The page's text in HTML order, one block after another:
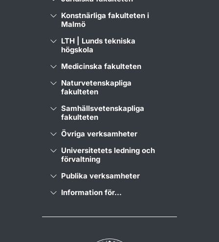
Konstnärliga fakulteten i
Malmö
LTH | Lunds tekniska
högskola
Medicinska fakulteten
Naturvetenskapliga
fakulteten
Samhällsvetenskapliga
fakulteten
Övriga verksamheter
Universitetets ledning och
förvaltning
Publika verksamheter
Information för...